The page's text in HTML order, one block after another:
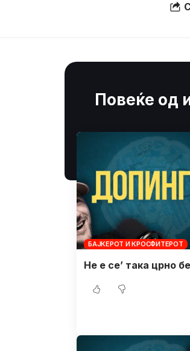
Повеќе од
БАЈКЕРОТ И КРОСФИТЕРОТ
Не е се’ така црно